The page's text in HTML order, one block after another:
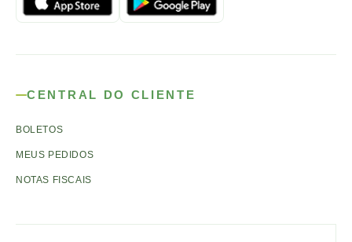
CENTRAL DO CLIENTE
BOLETOS
MEUS PEDIDOS
NOTAS FISCAIS